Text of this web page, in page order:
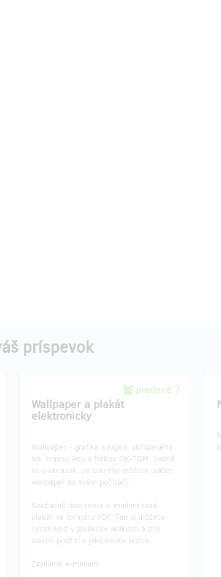
príspevok
predané 7
Wallpaper a plakát
elektronicky
Wallpaper - grafika s logem okřídleného
lva, trasou letu a fotkou OK-TGM. Jedná
se o obrázek, ze kterého můžete udělat
wallpaper na svém počítači.
Současně dostanete e-mailem také
plakát ve formátu PDF. Ten si můžete
vytisknout v jakékoliv velikosti a pro
vlastní použití v jakémkoliv počtu.
Zasíláme e-mailem.